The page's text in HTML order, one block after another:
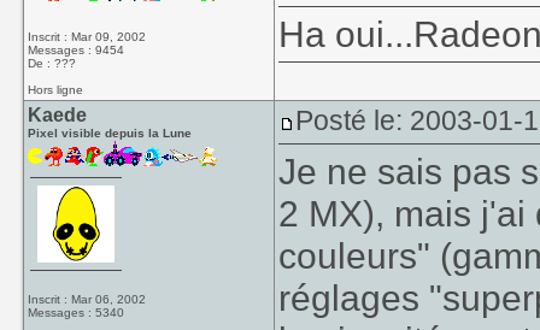
Inscrit : Mar 09, 2002
Messages : 9454
De : ???
Hors ligne
Ha
Kaede
Pixel visible depuis la Lune
Inscrit : Mar 06, 2002
Messages : 5340
Posté le: 2003-01-
Je ne sais pas
2 MX), mais
couleurs"
réglages